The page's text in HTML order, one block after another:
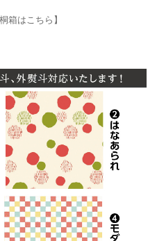
箱はこちら】